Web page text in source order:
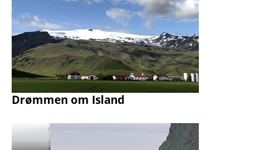
Drømmen om Island